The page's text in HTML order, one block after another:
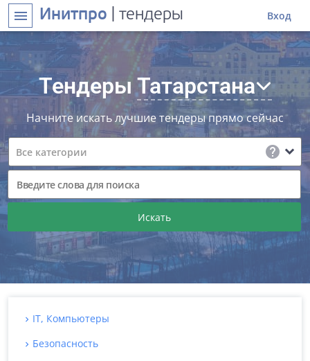
menu Инитпро | тендеры Вход
ТендерыТатарстана
Начните искать лучшие тендеры прямо сейчас
Все категории expand_more
help
Искать
IT, Компьютеры
Безопасность